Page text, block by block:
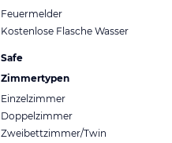
Feuermelder
Kostenlose Flasche Wasser
Safe
Zimmertypen
Einzelzimmer
Doppelzimmer
Zweibettzimmer/Twin